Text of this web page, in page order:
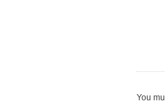
You